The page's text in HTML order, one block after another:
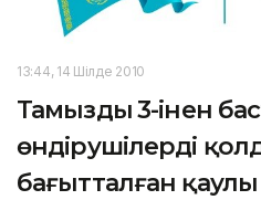
13:44, 14 Шілде 2010
Тамыздың 3-інен
өндірушілерді
бағытталған